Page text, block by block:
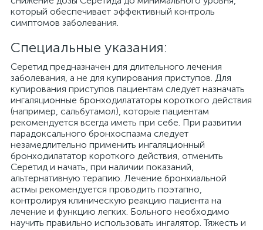
который обеспечивает эффективный контроль
симптомов заболевания.
Специальные указания:
Серетид предназначен для длительного лечения
заболевания, а не для купирования приступов. Для
купирования приступов пациентам следует назначать
ингаляционные бронходилататоры короткого действия
(например, сальбутамол), которые пациентам
рекомендуется всегда иметь при себе. При развитии
парадоксального бронхоспазма следует
незамедлительно применить ингаляционный
бронходилататор короткого действия, отменить
Серетид и начать, при наличии показаний,
альтернативную терапию. Лечение бронхиальной
астмы рекомендуется проводить поэтапно,
контролируя клиническую реакцию пациента на
лечение и функцию легких. Больного необходимо
научить правильно использовать ингалятор. Тяжесть и